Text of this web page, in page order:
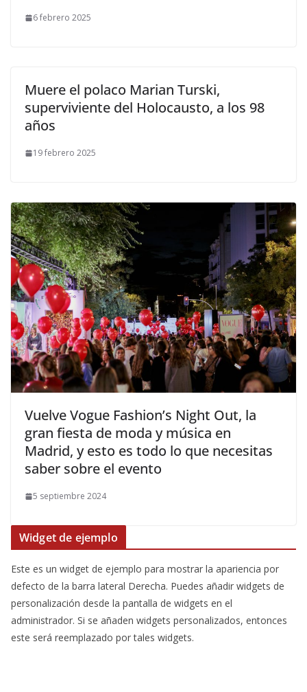
6 febrero 2025
Muere el polaco Marian Turski,
superviviente del Holocausto, a los 98
años
19 febrero 2025
​Vuelve Vogue Fashion’s Night Out, la
gran fiesta de moda y música en
Madrid, y esto es todo lo que necesitas
saber sobre el evento
5 septiembre 2024
Widget de ejemplo
Este es un widget de ejemplo para mostrar la apariencia por
defecto de la barra lateral Derecha. Puedes añadir widgets de
personalización desde la pantalla de widgets en el
administrador. Si se añaden widgets personalizados, entonces
este será reemplazado por tales widgets.